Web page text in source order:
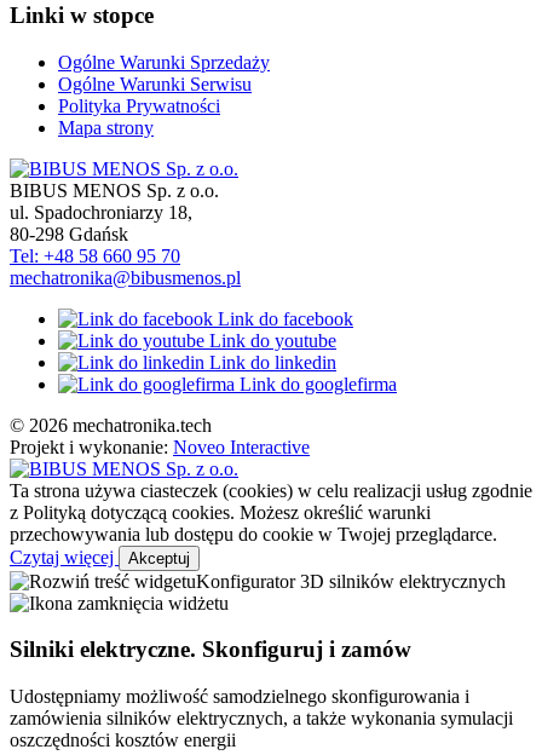
Linki w stopce
Ogólne Warunki Sprzedaży
Ogólne Warunki Serwisu
Polityka Prywatności
Mapa strony
BIBUS MENOS Sp. z o.o.
ul. Spadochroniarzy 18,
80-298 Gdańsk
Tel: +48 58 660 95 70
mechatronika@bibusmenos.pl
Link do facebook
Link do youtube
Link do linkedin
Link do googlefirma
© 2026 mechatronika.tech
Projekt i wykonanie: Noveo Interactive
Ta strona używa ciasteczek (cookies) w celu realizacji usług zgodnie
z Polityką dotyczącą cookies. Możesz określić warunki
przechowywania lub dostępu do cookie w Twojej przeglądarce.
Czytaj więcej
Akceptuj
Konfigurator 3D silników elektrycznych
Silniki elektryczne. Skonfiguruj i zamów
Udostępniamy możliwość samodzielnego skonfigurowania i
zamówienia silników elektrycznych, a także wykonania symulacji
oszczędności kosztów energii